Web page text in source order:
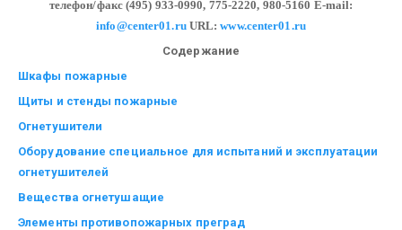
телефон/факс (495) 933-0990, 775-2220, 980-5160 E-mail:
info@center01.ruURL:www.center01.ru
Содержание
Шкафы пожарные
Щиты и стенды пожарные
Огнетушители
Оборудование специальное для испытаний и эксплуатации
огнетушителей
Вещества огнетушащие
Элементы противопожарных преград